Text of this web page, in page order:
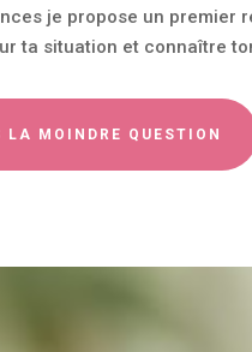
je propose un premier
ta situation et connaître
MOINDRE QUESTION